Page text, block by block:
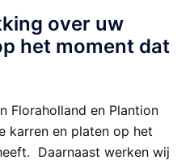
over uw
het moment dat
Floraholland en Plantion
karren en platen op het
Daarnaast werken wij